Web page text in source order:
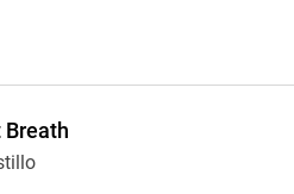
Breath